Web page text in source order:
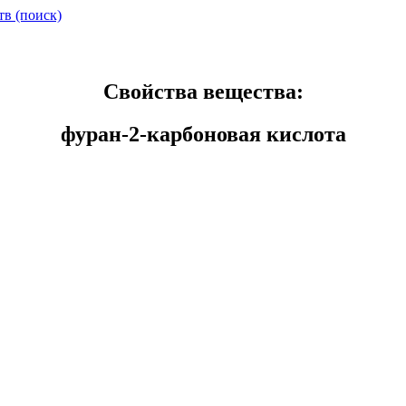
(поиск)
Свойства вещества:
фуран-2-карбоновая кислота